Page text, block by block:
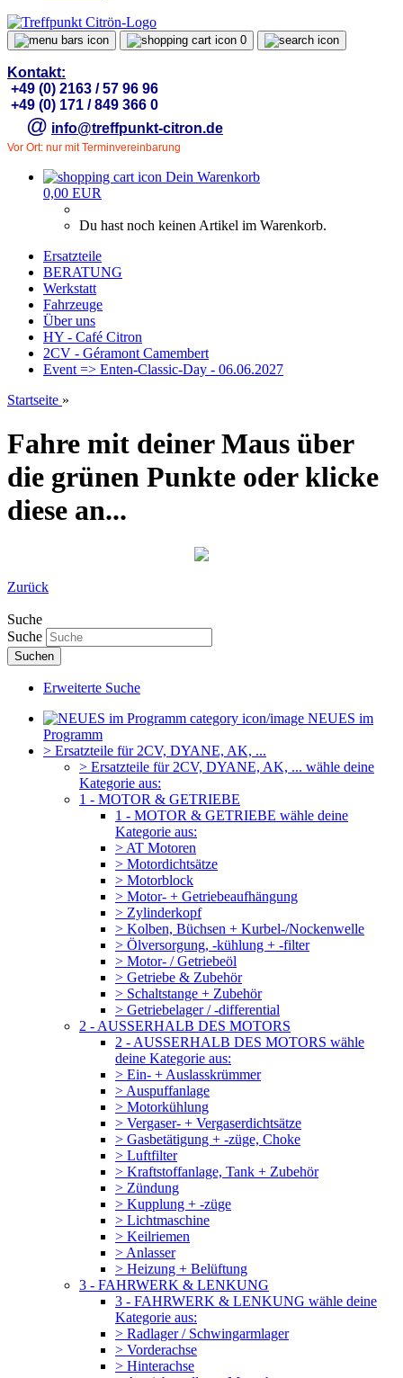
0
Kontakt:
+49 (0) 2163 / 57 96 96
+49 (0) 171 / 849 366 0
@ info@treffpunkt-citron.de
Vor Ort: nur mit Terminvereinbarung
Dein Warenkorb
0,00 EUR
Du hast noch keinen Artikel im Warenkorb.
Ersatzteile
BERATUNG
Werkstatt
Fahrzeuge
Über uns
HY - Café Citron
2CV - Géramont Camembert
Event => Enten-Classic-Day - 06.06.2027
Startseite »
Fahre mit deiner Maus über
die grünen Punkte oder klicke
diese an...
Zurück
Suche
Suche
Suchen
Erweiterte Suche
NEUES im
Programm
> Ersatzteile für 2CV, DYANE, AK, ...
> Ersatzteile für 2CV, DYANE, AK, ... wähle deine
Kategorie aus:
1 - MOTOR & GETRIEBE
1 - MOTOR & GETRIEBE wähle deine
Kategorie aus:
> AT Motoren
> Motordichtsätze
> Motorblock
> Motor- + Getriebeaufhängung
> Zylinderkopf
> Kolben, Büchsen + Kurbel-/Nockenwelle
> Ölversorgung, -kühlung + -filter
> Motor- / Getriebeöl
> Getriebe & Zubehör
> Schaltstange + Zubehör
> Getriebelager / -differential
2 - AUSSERHALB DES MOTORS
2 - AUSSERHALB DES MOTORS wähle
deine Kategorie aus:
> Ein- + Auslasskrümmer
> Auspuffanlage
> Motorkühlung
> Vergaser- + Vergaserdichtsätze
> Gasbetätigung + -züge, Choke
> Luftfilter
> Kraftstoffanlage, Tank + Zubehör
> Zündung
> Kupplung + -züge
> Lichtmaschine
> Keilriemen
> Anlasser
> Heizung + Belüftung
3 - FAHRWERK & LENKUNG
3 - FAHRWERK & LENKUNG wähle deine
Kategorie aus:
> Radlager / Schwingarmlager
> Vorderachse
> Hinterachse